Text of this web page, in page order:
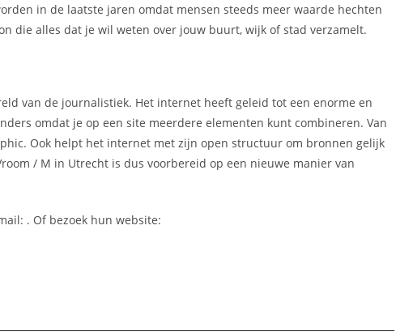
in de laatste jaren omdat mensen steeds meer waarde hechten
die alles dat je wil weten over jouw buurt, wijk of stad verzamelt.
van de journalistiek. Het internet heeft geleid tot een enorme en
omdat je op een site meerdere elementen kunt combineren. Van
Ook helpt het internet met zijn open structuur om bronnen gelijk
/ M in Utrecht is dus voorbereid op een nieuwe manier van
. Of bezoek hun website: